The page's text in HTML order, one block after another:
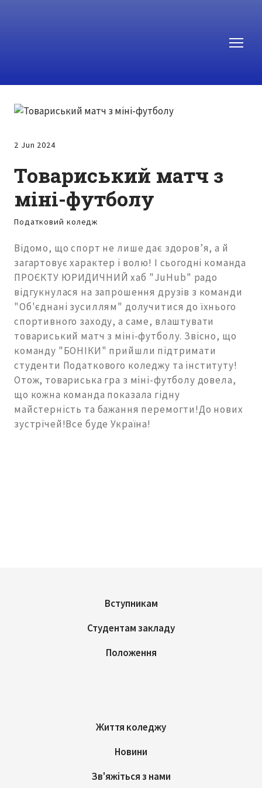
2 Jun 2024
Товариський матч з
міні-футболу
Податковий коледж
Відомо, що спорт не лише дає здоров’я, а й
загартовує характер і волю! І сьогодні команда
ПРОЄКТУ ЮРИДИЧНИЙ хаб "JuHub" радо
відгукнулася на запрошення друзів з команди
"Об'єднані зусиллям" долучитися до їхнього
спортивного заходу, а саме, влаштувати
товариський матч з міні-футболу. Звісно, що
команду "БОНІКИ" прийшли підтримати
студенти Податкового коледжу та інституту!
Отож, товариська гра з міні-футболу довела,
що кожна команда показала гідну
майстерність та бажання перемогти!До нових
зустрічей!Все буде Україна!
Вступникам
Студентам закладу
Положення
Життя коледжу
Новини
Зв'яжіться з нами